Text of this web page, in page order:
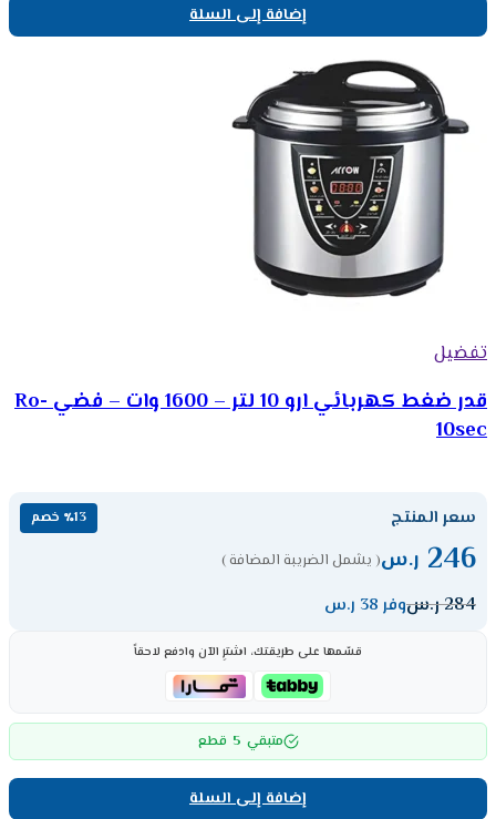
إضافة إلى السلة
تفضيل
قدر ضغط كهربائي ارو 10 لتر – 1600 وات – فضي Ro-
10sec
سعر المنتج ٪13 خصم
246 ر.س( يشمل الضريبة المضافة )
284ر.سوفر 38 ر.س
قسّمها على طريقتك، اشترِ الآن وادفع لاحقاً
متبقي 5 قطع
إضافة إلى السلة